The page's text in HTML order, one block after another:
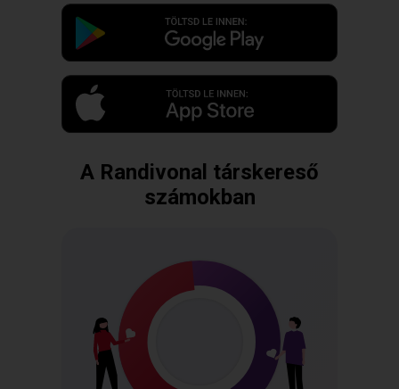
A Randivonal társkereső
számokban